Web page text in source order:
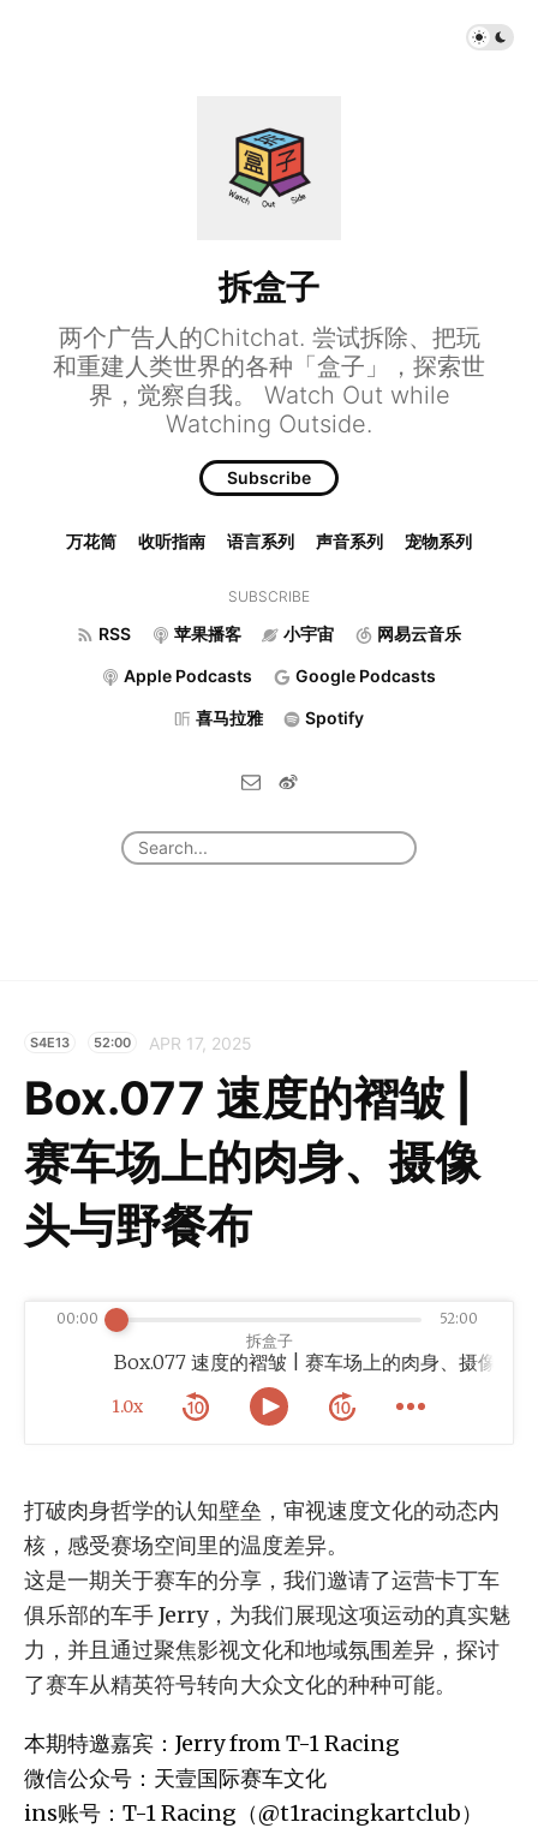
拆盒子
两个广告人的Chitchat. 尝试拆除、把玩
和重建人类世界的各种「盒子」，探索世
界，觉察自我。 Watch Out while
Watching Outside.
Subscribe
万花筒 收听指南 语言系列 声音系列 宠物系列
SUBSCRIBE
RSS 苹果播客 小宇宙 网易云音乐
Apple Podcasts Google Podcasts
喜马拉雅 Spotify
S4E13 52:00 APR 17, 2025
Box.077 速度的褶皱 |
赛车场上的肉身、摄像
头与野餐布
拆盒子
1.0x
00:00 52:00
打破肉身哲学的认知壁垒，审视速度文化的动态内
核，感受赛场空间里的温度差异。
这是一期关于赛车的分享，我们邀请了运营卡丁车
俱乐部的车手 Jerry，为我们展现这项运动的真实魅
力，并且通过聚焦影视文化和地域氛围差异，探讨
了赛车从精英符号转向大众文化的种种可能。
本期特邀嘉宾：Jerry from T-1 Racing
微信公众号：天壹国际赛车文化
ins账号：T-1 Racing（@t1racingkartclub）